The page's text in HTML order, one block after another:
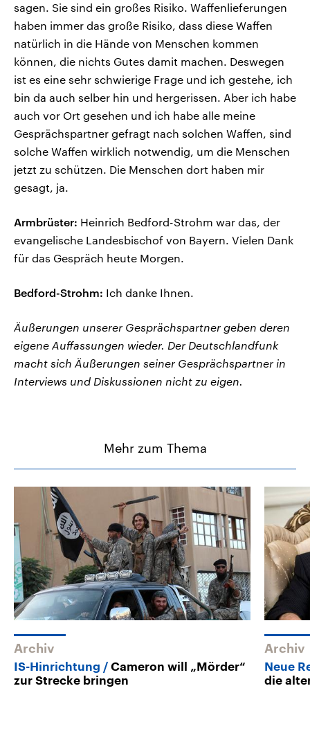
sagen. Sie sind ein großes Risiko. Waffenlieferungen
haben immer das große Risiko, dass diese Waffen
natürlich in die Hände von Menschen kommen
können, die nichts Gutes damit machen. Deswegen
ist es eine sehr schwierige Frage und ich gestehe, ich
bin da auch selber hin und hergerissen. Aber ich habe
auch vor Ort gesehen und ich habe alle meine
Gesprächspartner gefragt nach solchen Waffen, sind
solche Waffen wirklich notwendig, um die Menschen
jetzt zu schützen. Die Menschen dort haben mir
gesagt, ja.
Armbrüster: Heinrich Bedford-Strohm war das, der
evangelische Landesbischof von Bayern. Vielen Dank
für das Gespräch heute Morgen.
Bedford-Strohm: Ich danke Ihnen.
Äußerungen unserer Gesprächspartner geben deren
eigene Auffassungen wieder. Der Deutschlandfunk
macht sich Äußerungen seiner Gesprächspartner in
Interviews und Diskussionen nicht zu eigen.
Mehr zum Thema
Archiv
IS-Hinrichtung
Cameron will „Mörder“
zur Strecke bringen
Archiv
Neue
die